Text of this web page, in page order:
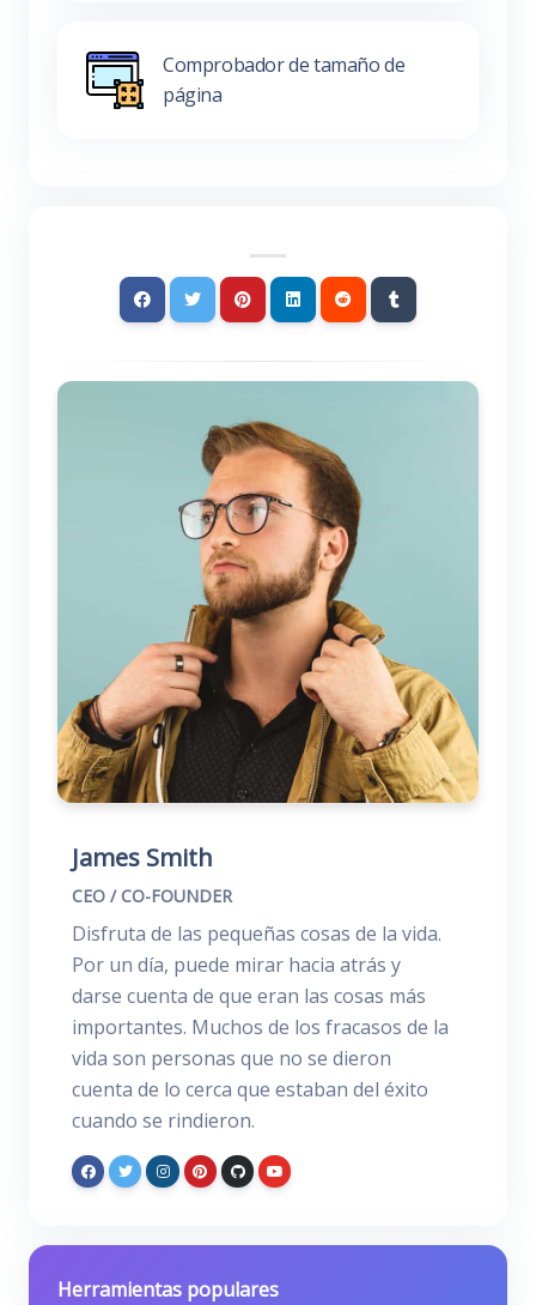
Comprobador de tamaño de
página
James Smith
CEO / CO-FOUNDER
Disfruta de las pequeñas cosas de la vida.
Por un día, puede mirar hacia atrás y
darse cuenta de que eran las cosas más
importantes. Muchos de los fracasos de la
vida son personas que no se dieron
cuenta de lo cerca que estaban del éxito
cuando se rindieron.
Herramientas populares